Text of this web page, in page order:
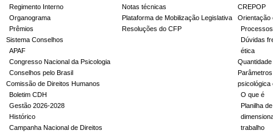
Regimento Interno
Organograma
Prêmios
Sistema Conselhos
APAF
Congresso Nacional da Psicologia
Conselhos pelo Brasil
Comissão de Direitos Humanos
Boletim CDH
Gestão 2026-2028
Histórico
Campanha Nacional de Direitos
Notas técnicas
Plataforma de Mobilização Legislativa
Resoluções do CFP
CREPOP
Orientação
Dúvidas
ética
psicológica
O que é
Planilha
trabalho